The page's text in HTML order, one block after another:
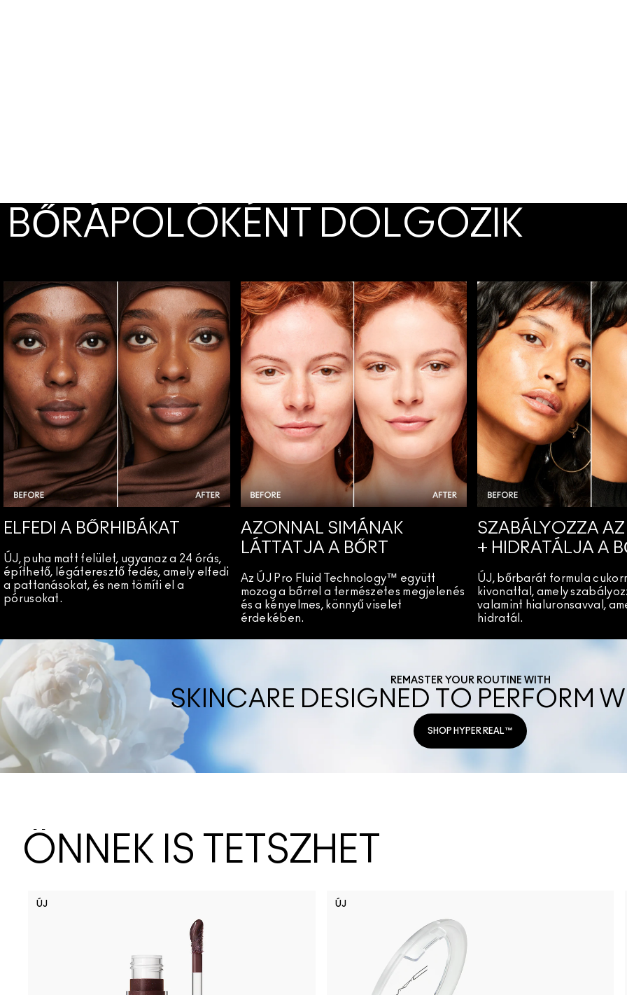
BŐRÁPOLÓKÉNT DOLGOZIK
ELFEDI A BŐRHIBÁKAT
ÚJ, puha matt felület, ugyanaz a 24 órás,
építhető, légáteresztő fedés, amely elfedi
a pattanásokat, és nem tömíti el a
pórusokat.
AZONNAL SIMÁNAK
LÁTTATJA A BŐRT
Az ÚJ Pro Fluid Technology™ együtt
mozog a bőrrel a természetes megjelenés
és a kényelmes, könnyű viselet
érdekében.
SZABÁLYOZZA AZ
+ HIDRATÁLJA A
ÚJ, bőrbarát formula
kivonattal, amely
valamint hialuronsavval,
hidratál.
REMASTER YOUR ROUTINE WITH
SKINCARE DESIGNED TO PERFORM
SHOP HYPER REAL™
ÖNNEK IS TETSZHET
ÚJ ÚJ